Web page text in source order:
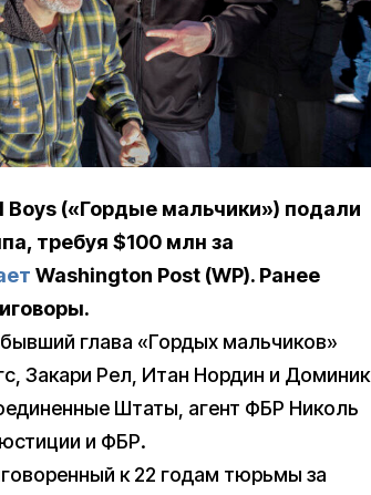
Boys («Гордые мальчики») подали
требуя $100 млн за
Washington Post (WP). Ранее
глава «Гордых мальчиков»
Закари Рел, Итан Нордин и Доминик
Штаты, агент ФБР Николь
и ФБР.
к 22 годам тюрьмы за